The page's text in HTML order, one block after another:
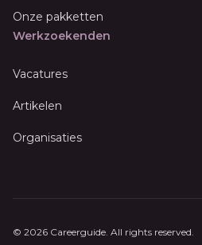
Onze pakketten
Werkzoekenden
Vacatures
Artikelen
Organisaties
© 2026 Careerguide. All rights reserved.